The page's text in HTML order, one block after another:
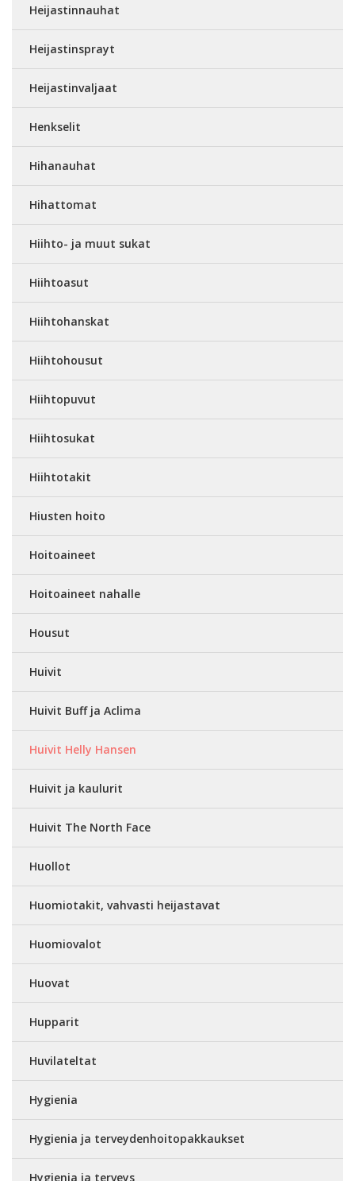
Heijastinnauhat
Heijastinsprayt
Heijastinvaljaat
Henkselit
Hihanauhat
Hihattomat
Hiihto- ja muut sukat
Hiihtoasut
Hiihtohanskat
Hiihtohousut
Hiihtopuvut
Hiihtosukat
Hiihtotakit
Hiusten hoito
Hoitoaineet
Hoitoaineet nahalle
Housut
Huivit
Huivit Buff ja Aclima
Huivit Helly Hansen
Huivit ja kaulurit
Huivit The North Face
Huollot
Huomiotakit, vahvasti heijastavat
Huomiovalot
Huovat
Hupparit
Huvilateltat
Hygienia
Hygienia ja terveydenhoitopakkaukset
Hygienia ja terveys